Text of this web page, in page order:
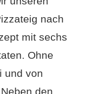
nach
mit sechs
Ohne
und von
den